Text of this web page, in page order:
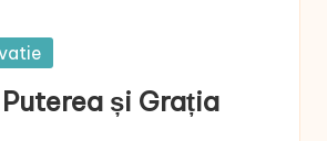
și Grația